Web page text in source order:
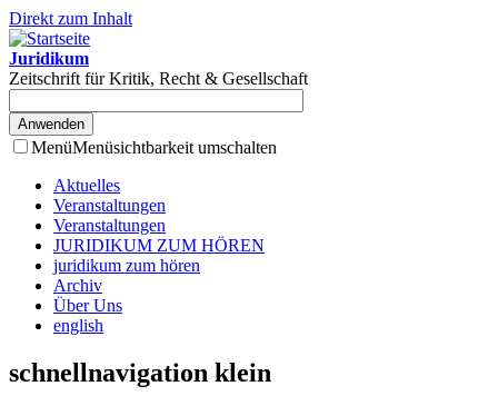
Direkt zum Inhalt
Juridikum
Zeitschrift für Kritik, Recht & Gesellschaft
MenüMenüsichtbarkeit umschalten
Aktuelles
Veranstaltungen
Veranstaltungen
JURIDIKUM ZUM HÖREN
juridikum zum hören
Archiv
Über Uns
english
schnellnavigation klein